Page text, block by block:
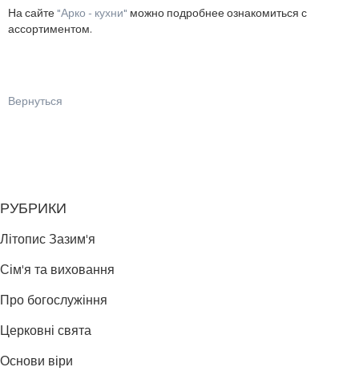
На сайте"Арко - кухни" можно подробнее ознакомиться с
ассортиментом.
Вернуться
РУБРИКИ
Літопис Зазим'я
Сім'я та виховання
Про богослужіння
Церковні свята
Основи віри